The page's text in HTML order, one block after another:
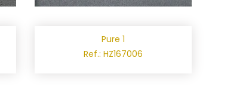
Pure 1
Ref.: HZ167006